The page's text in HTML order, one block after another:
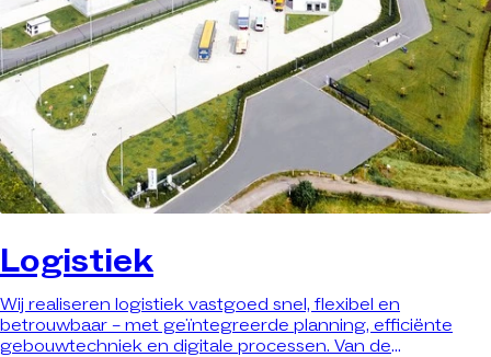
Logistiek
Wij realiseren logistiek vastgoed snel, flexibel en
betrouwbaar – met geïntegreerde planning, efficiënte
gebouwtechniek en digitale processen. Van de